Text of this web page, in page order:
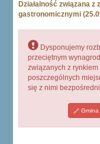
Działalność związana z
gastronomicznymi
Dysponujemy
przeciętnym
związanych z
poszczególnych
się z nimi